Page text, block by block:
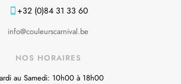
+32 (0)84 31 33 60
info@couleurscarnival.be
NOS HORAIRES
au Samedi: 10h00 à 18h00